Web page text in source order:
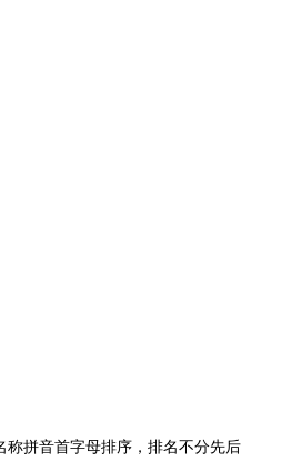
称拼音首字母排序，排名不分先后